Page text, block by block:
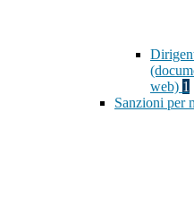
web) 1
Sanzioni per